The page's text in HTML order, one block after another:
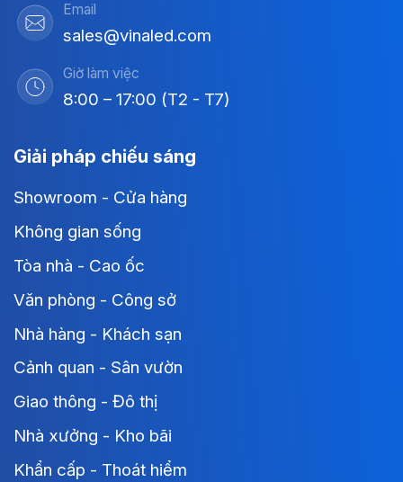
Email
sales@vinaled.com
Giờ làm việc
8:00 – 17:00 (T2 - T7)
Giải pháp chiếu sáng
Showroom - Cửa hàng
Không gian sống
Tòa nhà - Cao ốc
Văn phòng - Công sở
Nhà hàng - Khách sạn
Cảnh quan - Sân vườn
Giao thông - Đô thị
Nhà xưởng - Kho bãi
Khẩn cấp - Thoát hiểm